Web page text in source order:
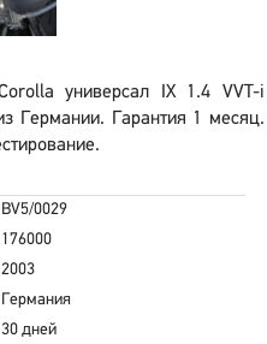
универсал IX 1.4 VVT-i
Германии. Гарантия 1 месяц.
BV5/0029
176000
2003
Германия
30 дней